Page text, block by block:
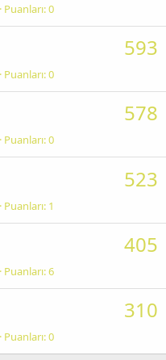
Puanları 0
593
Puanları 0
578
Puanları 0
523
Puanları 1
405
Puanları 6
310
Puanları 0